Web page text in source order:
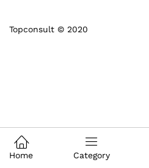
Topconsult © 2020
Home Category